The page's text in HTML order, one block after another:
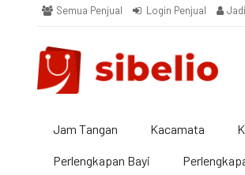
Semua Penjual Login Penjual
Jam Tangan Kacamata
Perlengkapan Bayi